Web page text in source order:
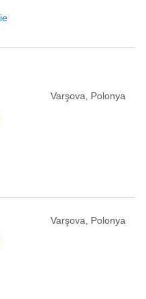
Varşova, Polonya
Varşova, Polonya